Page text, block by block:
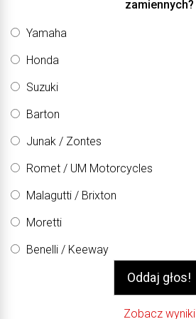
zamiennych?
Yamaha
Honda
Suzuki
Barton
Junak / Zontes
Romet / UM Motorcycles
Malagutti / Brixton
Moretti
Benelli / Keeway
Zobacz wyniki